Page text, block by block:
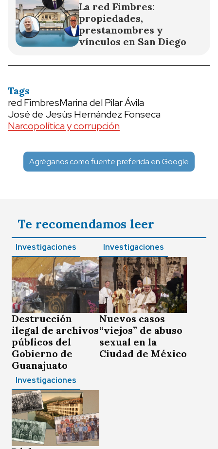
La red Fimbres:
propiedades,
prestanombres y
vínculos en San Diego
Tags
red FimbresMarina del Pilar Ávila
José de Jesús Hernández Fonseca
Narcopolítica y corrupción
Agréganos como fuente preferida en Google
Te recomendamos leer
Investigaciones
Destrucción
ilegal de archivos
públicos del
Gobierno de
Guanajuato
Investigaciones
Nuevos casos
“viejos” de abuso
sexual en la
Ciudad de México
Investigaciones